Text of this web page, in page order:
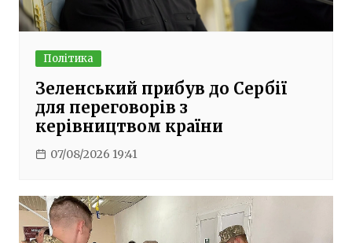
Політика
Зеленський прибув до Сербії
для переговорів з
керівництвом країни
07/08/2026 19:41